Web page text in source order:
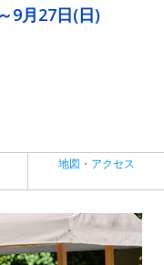
9月27日(日)
地図・アクセス